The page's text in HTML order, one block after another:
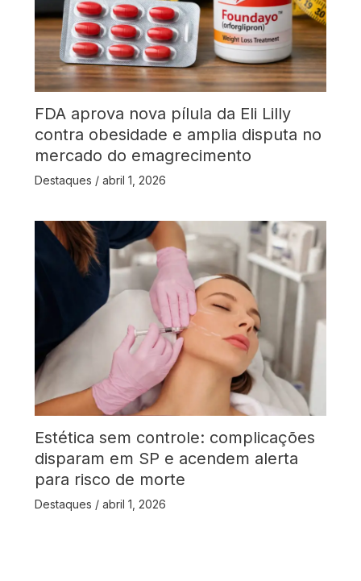
FDA aprova nova pílula da Eli Lilly
contra obesidade e amplia disputa no
mercado do emagrecimento
Destaques / abril 1, 2026
Estética sem controle: complicações
disparam em SP e acendem alerta
para risco de morte
Destaques / abril 1, 2026